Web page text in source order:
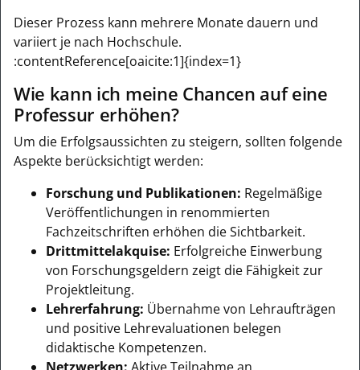
Dieser Prozess kann mehrere Monate dauern und
variiert je nach Hochschule.
:contentReference[oaicite:1]{index=1}
Wie kann ich meine Chancen auf eine
Professur erhöhen?
Um die Erfolgsaussichten zu steigern, sollten folgende
Aspekte berücksichtigt werden:
Forschung und Publikationen: Regelmäßige
Veröffentlichungen in renommierten
Fachzeitschriften erhöhen die Sichtbarkeit.
Drittmittelakquise: Erfolgreiche Einwerbung
von Forschungsgeldern zeigt die Fähigkeit zur
Projektleitung.
Lehrerfahrung: Übernahme von Lehraufträgen
und positive Lehrevaluationen belegen
didaktische Kompetenzen.
Netzwerken: Aktive Teilnahme an